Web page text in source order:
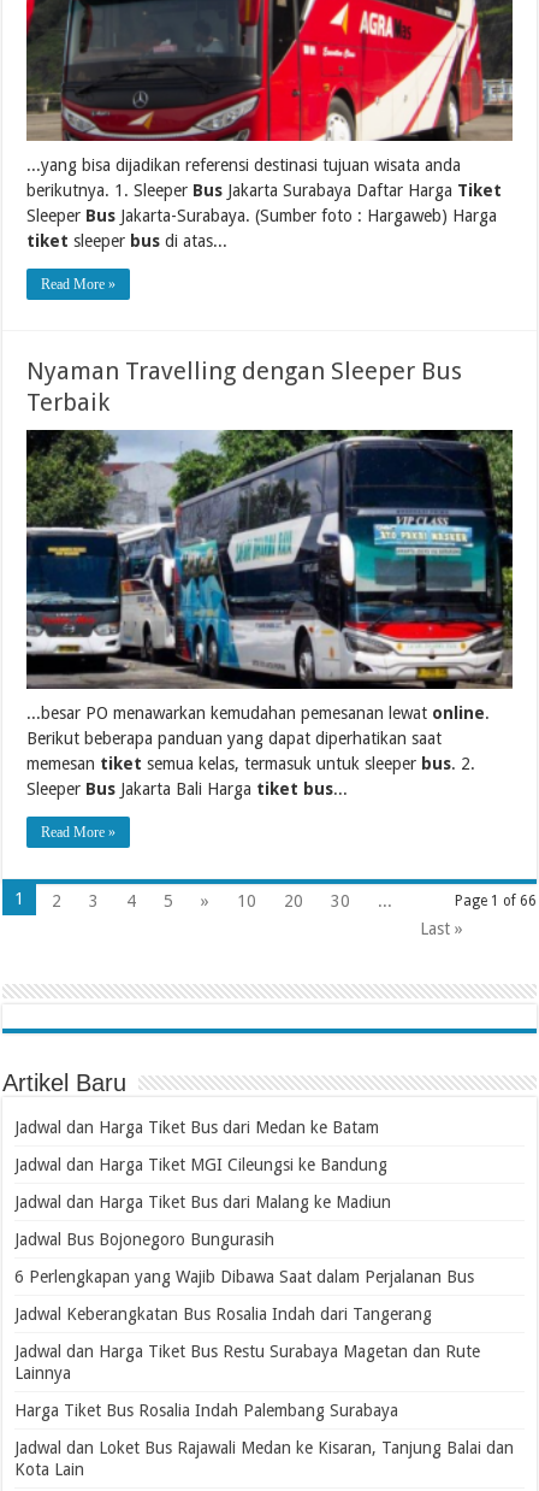
...yang bisa dijadikan referensi destinasi tujuan wisata anda
berikutnya. 1. Sleeper Bus Jakarta Surabaya Daftar Harga Tiket
Sleeper Bus Jakarta-Surabaya. (Sumber foto : Hargaweb) Harga
tiket sleeper bus di atas...
Read More »
Nyaman Travelling dengan Sleeper Bus
Terbaik
...besar PO menawarkan kemudahan pemesanan lewat online.
Berikut beberapa panduan yang dapat diperhatikan saat
memesan tiket semua kelas, termasuk untuk sleeper bus. 2.
Sleeper Bus Jakarta Bali Harga tiket bus...
Read More »
Page 1 of 66
1 2 3 4 5 » 10 20 30
...
Last »
Artikel Baru
Jadwal dan Harga Tiket Bus dari Medan ke Batam
Jadwal dan Harga Tiket MGI Cileungsi ke Bandung
Jadwal dan Harga Tiket Bus dari Malang ke Madiun
Jadwal Bus Bojonegoro Bungurasih
6 Perlengkapan yang Wajib Dibawa Saat dalam Perjalanan Bus
Jadwal Keberangkatan Bus Rosalia Indah dari Tangerang
Jadwal dan Harga Tiket Bus Restu Surabaya Magetan dan Rute
Lainnya
Harga Tiket Bus Rosalia Indah Palembang Surabaya
Jadwal dan Loket Bus Rajawali Medan ke Kisaran, Tanjung Balai dan
Kota Lain